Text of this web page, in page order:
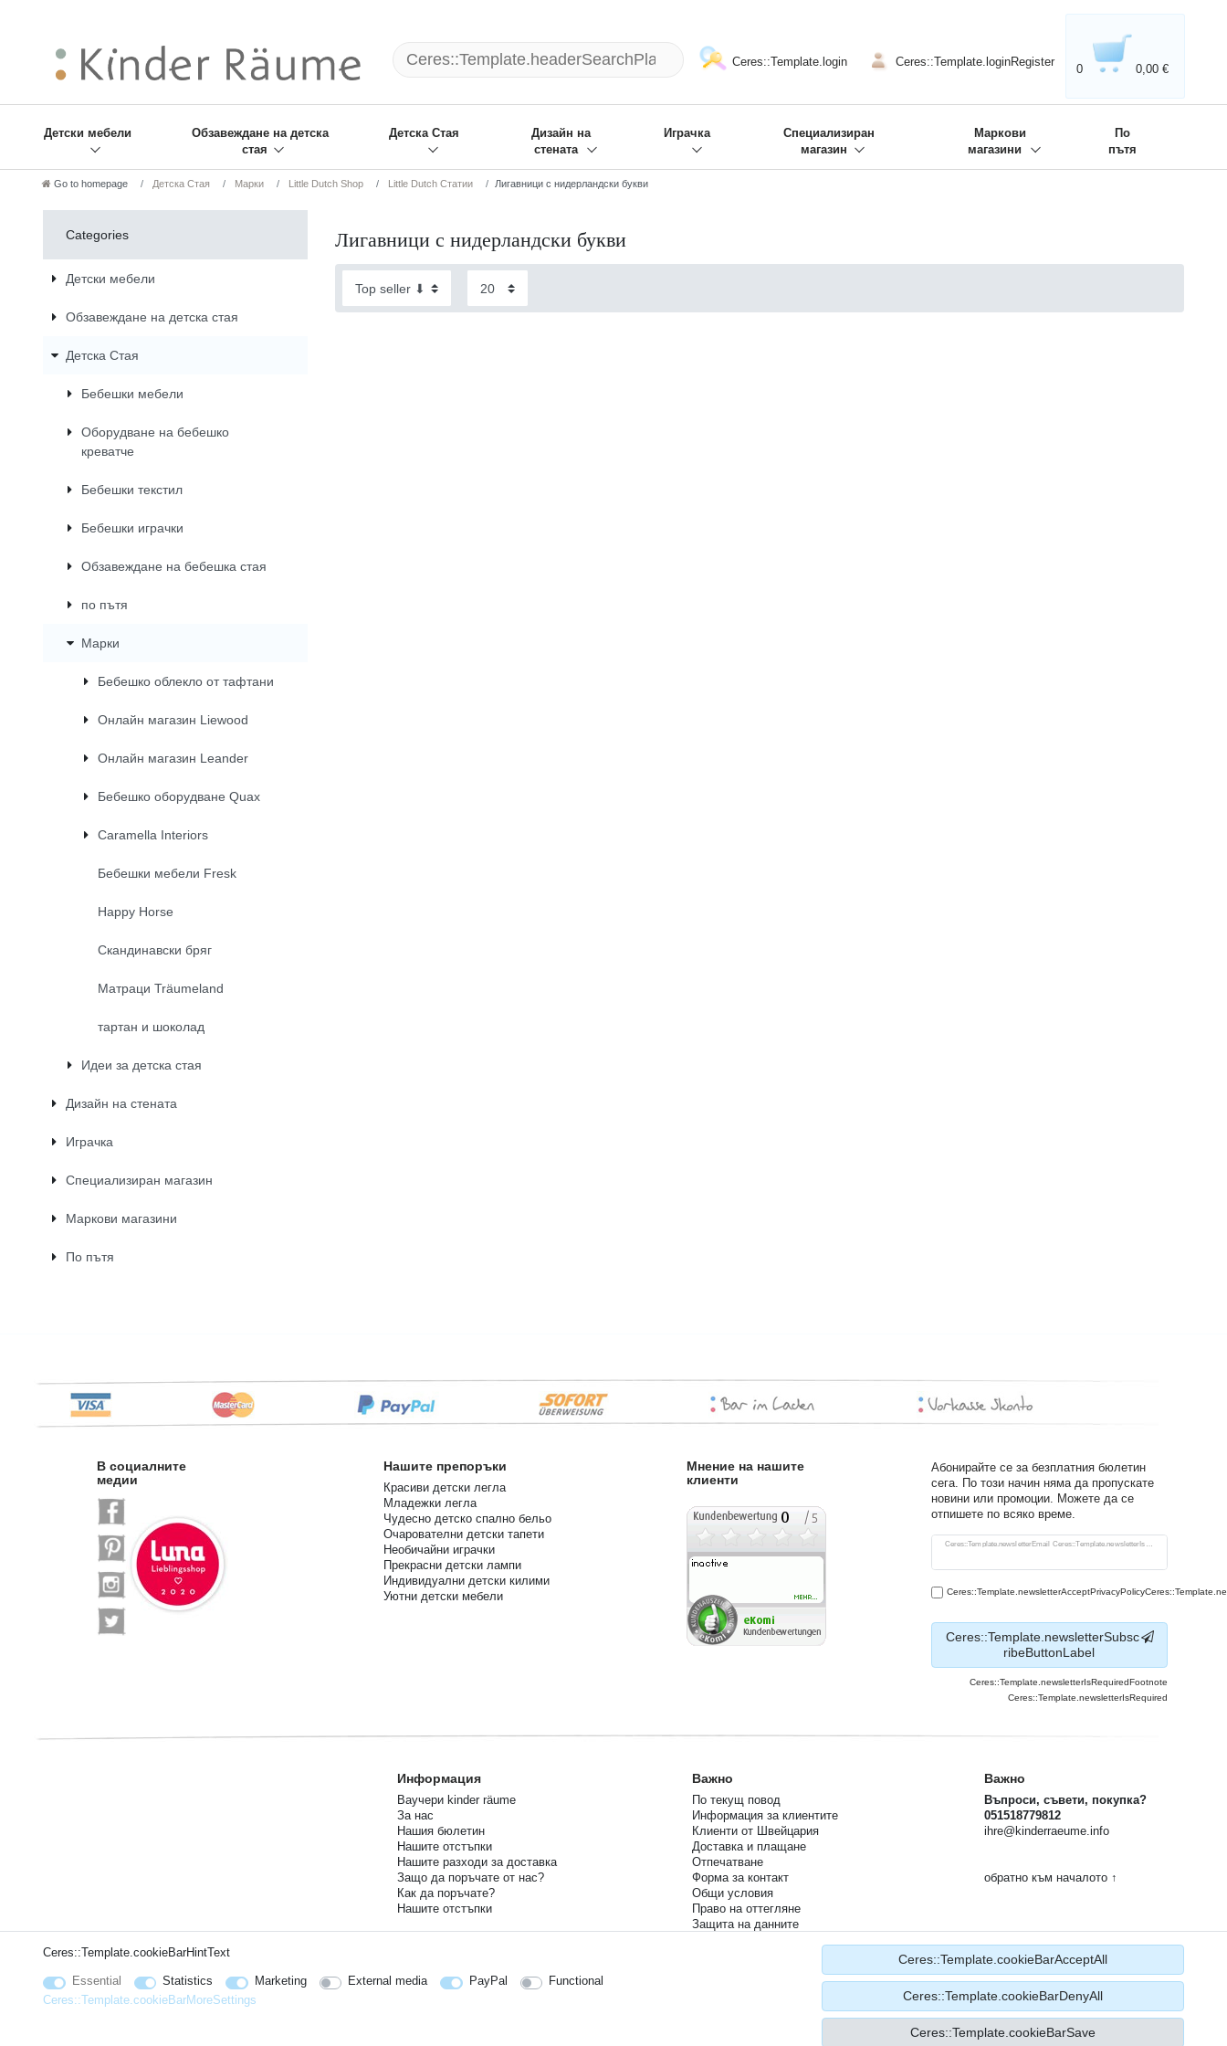
Ceres::Template.login Ceres::Template.loginRegister
0 0,00 €
Детски мебели
Обзавеждане на детска
стая
Детска Стая
Дизайн на
стената
Играчка
Специализиран
магазин
Маркови
магазини
По
пътя
Go to homepage Детска Стая Марки Little Dutch Shop Little Dutch Статии Лигавници с нидерландски букви
Categories
Детски мебели
Обзавеждане на детска стая
Детска Стая
Бебешки мебели
Оборудване на бебешко
креватче
Бебешки текстил
Бебешки играчки
Обзавеждане на бебешка стая
по пътя
Марки
Бебешко облекло от тафтани
Онлайн магазин Liewood
Онлайн магазин Leander
Бебешко оборудване Quax
Caramella Interiors
Бебешки мебели Fresk
Happy Horse
Скандинавски бряг
Матраци Träumeland
тартан и шоколад
Идеи за детска стая
Дизайн на стената
Играчка
Специализиран магазин
Маркови магазини
По пътя
Лигавници с нидерландски букви
В социалните
медии
Нашите препоръки
Красиви детски легла
Младежки легла
Чудесно детско спално бельо
Очарователни детски тапети
Необичайни играчки
Прекрасни детски лампи
Индивидуални детски килими
Уютни детски мебели
Мнение на нашите
клиенти
Абонирайте се за безплатния бюлетин
сега. По този начин няма да пропускате
новини или промоции. Можете да се
отпишете по всяко време.
Ceres::Template.newsletterHoneypotLabel
Ceres::Template.newsletterSubsc
ribeButtonLabel
Ceres::Template.newsletterIsRequiredFootnote
Ceres::Template.newsletterIsRequired
Информация
Ваучери kinder räume
За нас
Нашия бюлетин
Нашите отстъпки
Нашите разходи за доставка
Защо да поръчате от нас?
Как да поръчате?
Нашите отстъпки
Важно
По текущ повод
Информация за клиентите
Клиенти от Швейцария
Доставка и плащане
Отпечатване
Форма за контакт
Общи условия
Право на оттегляне
Защита на данните
Важно
Въпроси, съвети, покупка?
051518779812
ihre@kinderraeume.info
обратно към началото ↑
Ceres::Template.cookieBarHintText
Essential Statistics Marketing External media PayPal
Functional
Ceres::Template.cookieBarMoreSettings
Ceres::Template.cookieBarAcceptAll
Ceres::Template.cookieBarDenyAll
Ceres::Template.cookieBarSave